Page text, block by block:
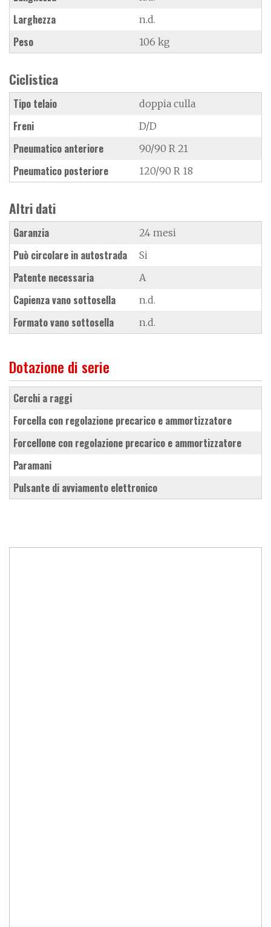
Larghezza n.d.
Peso 106 kg
Ciclistica
Tipo telaio doppia culla
Freni D/D
Pneumatico anteriore 90/90 R 21
Pneumatico posteriore 120/90 R 18
Altri dati
Garanzia 24 mesi
Può circolare in autostrada Si
Patente necessaria A
Capienza vano sottosella n.d.
Formato vano sottosella n.d.
Dotazione di serie
cerchi a raggi
forcella con regolazione precarico e ammortizzatore
forcellone con regolazione precarico e ammortizzatore
paramani
pulsante di avviamento elettronico